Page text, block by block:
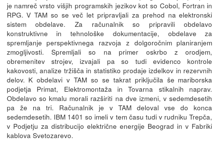
je namreč vrsto višjih programskih jezikov kot so Cobol, Fortran in
RPG. V TAM so se več let pripravljali za prehod na elektronski
sistem obdelave. Za računalnik so pripravili obdelavo
konstruktivne in tehnološke dokumentacije, obdelave za
spremljanje perspektivnega razvoja z dolgoročnim planiranjem
zmogljivosti. Spremljali so na primer oskrbo z orodjem,
obremenitev strojev, izvajali pa so tudi evidenco kontrole
kakovosti, analize tržišča in statistiko prodaje izdelkov in rezervnih
delov. K obdelavi v TAM so se takrat priključila še mariborska
podjetja Primat, Elektromontaža in Tovarna stikalnih naprav.
Obdelavo so kmalu morali razširiti na dve izmeni, v sedemdesetih
pa že na tri. Računalnik je v TAM deloval vse do konca
sedemdesetih. IBM 1401 so imeli v tem času tudi v rudniku Trepča,
v Podjetju za distribucijo električne energije Beograd in v Fabriki
kablova Svetozarevo.